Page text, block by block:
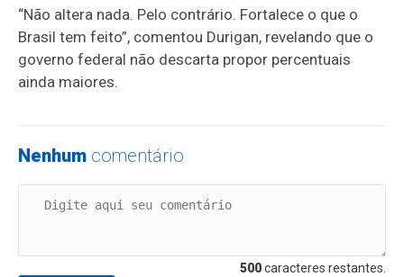
“Não altera nada. Pelo contrário. Fortalece o que o
Brasil tem feito”, comentou Durigan, revelando que o
governo federal não descarta propor percentuais
ainda maiores.
Nenhum comentário
500caracteres restantes.